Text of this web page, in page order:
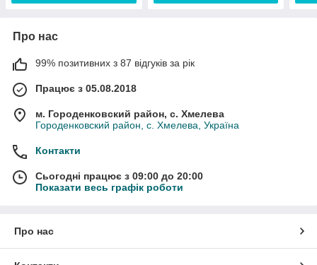
Про нас
99% позитивних з 87 відгуків за рік
Працює з 05.08.2018
м. Городенковский район, с. Хмелева
Городенковский район, с. Хмелева, Україна
Контакти
Сьогодні працює з 09:00 до 20:00
Показати весь графік роботи
Про нас